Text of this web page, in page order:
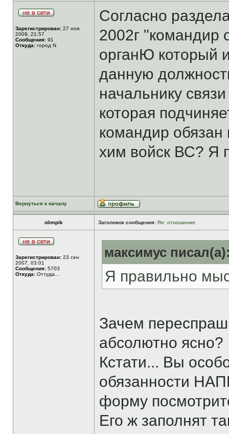
Зарегистрирован: 27 ноя
2009, 21:57
Сообщения: 91
Откуда: город N
Согласно
2002г "командир
органЮ который
данную
начальнику
которая
командир
хим войск ВС? Я
Вернуться к началу
olimpik Заголовок сообщения: Re: отношение
Зарегистрирован: 23 сен
2007, 03:01
Сообщения: 5703
Откуда: Оттуда...
максимус
Я правильно
Зачем
абсолютно ясно?
Кстати... Вы
обязанности
форму
Его ж заполнят